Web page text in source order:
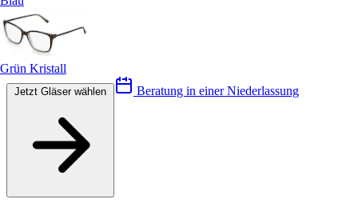
Grün Kristall
Beratung in einer Niederlassung